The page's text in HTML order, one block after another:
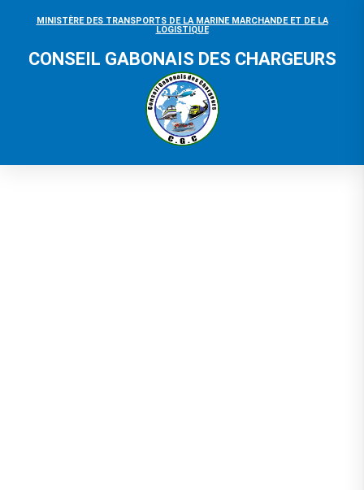
MINISTÈRE DES TRANSPORTS DE LA MARINE MARCHANDE ET DE LA
LOGISTIQUE
CONSEIL GABONAIS DES CHARGEURS